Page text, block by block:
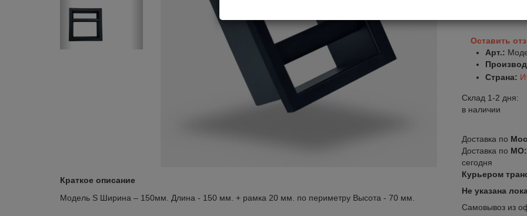
Краткое описание
Модель S Ширина – 150мм. Длина - 150 мм. + рамка 20 мм. по периметру Высота - 70 мм.
Оставить
Арт.:
Страна:
Склад 1-2 дня:
в наличии
Доставка по
Доставка по МО:
сегодня
Курьером
Не указана
Самовывоз из